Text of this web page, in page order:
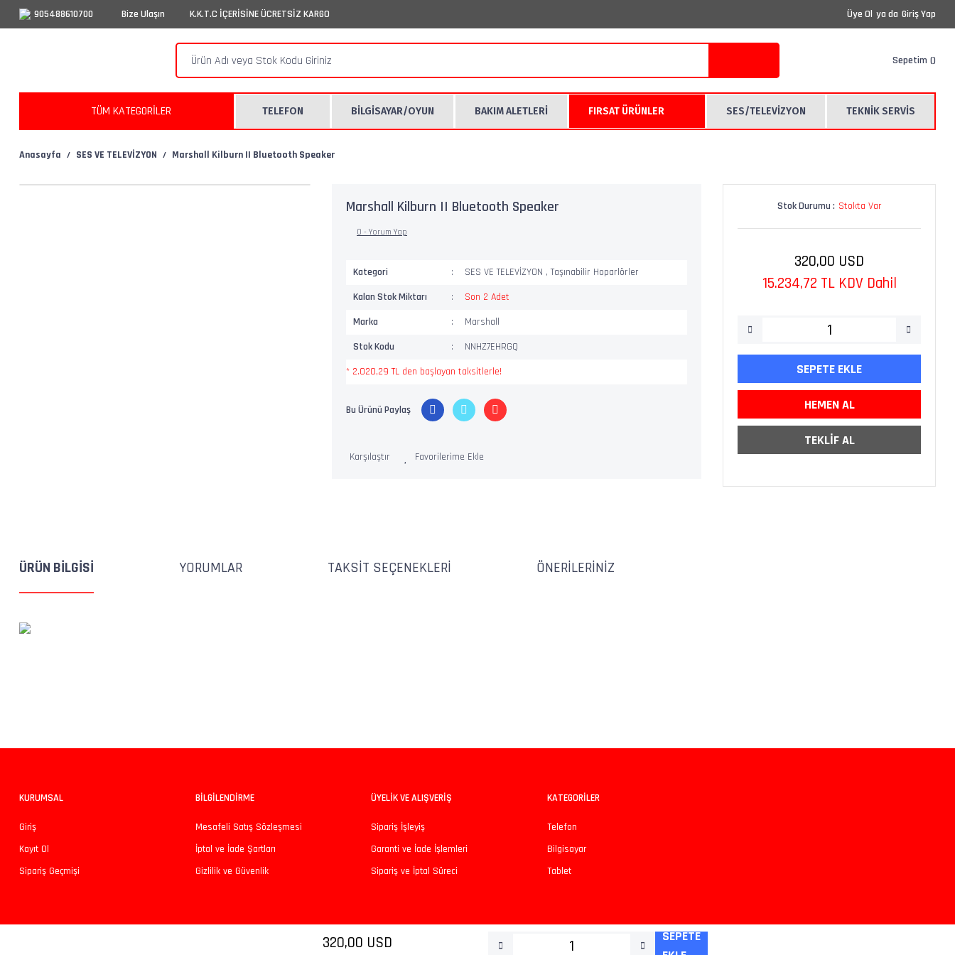
905488610700 Bize Ulaşın K.K.T.C İÇERİSİNE ÜCRETSİZ KARGO Üye Ol ya da Giriş Yap
Sepetim
TÜM KATEGORİLER TELEFON BİLGİSAYAR/OYUN BAKIM ALETLERİ FIRSAT ÜRÜNLER SES/TELEVİZYON TEKNİK SERVİS
Anasayfa SES VE TELEVİZYON Marshall Kilburn II Bluetooth Speaker
Marshall Kilburn II Bluetooth Speaker
0 - Yorum Yap
Kategori SES VE TELEVİZYON ,Taşınabilir Hoparlörler
Kalan Stok Miktarı
Son 2 Adet
Marka
Marshall
Stok Kodu
NNHZ7EHRGQ
* 2.020,29 TL den başlayan taksitlerle!
Bu Ürünü Paylaş
Karşılaştır
Stok Durumu : Stokta Var
320,00 USD
15.234,72 TL KDV Dahil
SEPETE EKLE
HEMEN AL
TEKLİF AL
ÜRÜN BILGISI YORUMLAR TAKSIT SEÇENEKLERI ÖNERILERINIZ
Ürün resmi kalitesiz, bozuk veya görüntülenemiyor.
Ürün bilgilerinde hatalar bulunuyor.
320,00 USD
SEPETE
KURUMSAL
Giriş
Kayıt Ol
Sipariş Geçmişi
BİLGİLENDİRME
Mesafeli Satış Sözleşmesi
İptal ve İade Şartları
Gizlilik ve Güvenlik
ÜYELİK VE ALIŞVERİŞ
Sipariş İşleyiş
Garanti ve İade İşlemleri
Sipariş ve İptal Süreci
KATEGORİLER
Telefon
Bilgisayar
Tablet